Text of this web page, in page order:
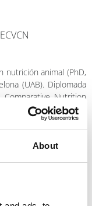
About
nutrición animal (PhD,
(UAB). Diplomada
Nutrition
en nutrición de
Veterinari (FHCV)
hasta 2012.
de l’École
aporta apoyo en el